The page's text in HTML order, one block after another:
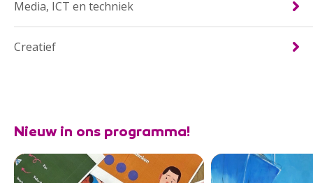
Media, ICT en techniek
Creatief
Nieuw in ons programma!